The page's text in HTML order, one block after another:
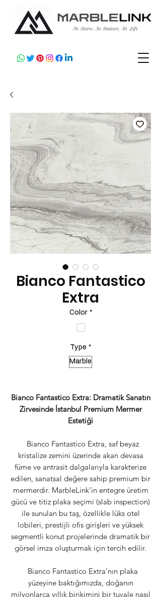
Bianco Fantastico
Extra
Color *
Type *
Marble
Bianco Fantastico Extra: Dramatik Sanatın
Zirvesinde İstanbul Premium Mermer
Estetiği
Bianco Fantastico Extra, saf beyaz
kristalize zemini üzerinde akan devasa
füme ve antrasit dalgalarıyla karakterize
edilen, sanatsal değere sahip premium bir
mermerdir. MarbleLink’in entegre üretim
gücü ve titiz plaka seçimi (slab inspection)
ile sunulan bu taş, özellikle lüks otel
lobileri, prestijli ofis girişleri ve yüksek
segmentli konut projelerinde dramatik bir
görsel imza oluşturmak için tercih edilir.
Bianco Fantastico Extra’nın plaka
yüzeyine baktığımızda, doğanın
milyonlarca yıllık birikimini bir tuvale nasıl